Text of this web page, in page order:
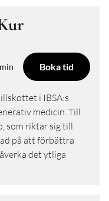
Boka tid
i IBSA:s
medicin. Till
som riktar sig till
på att förbättra
det ytliga